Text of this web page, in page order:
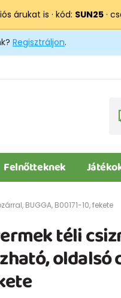
árukat is · kód: SUN25·
Regisztráljon.
Felnőtteknek
BUGGA, B00171-10, fekete
téli
oldalsó